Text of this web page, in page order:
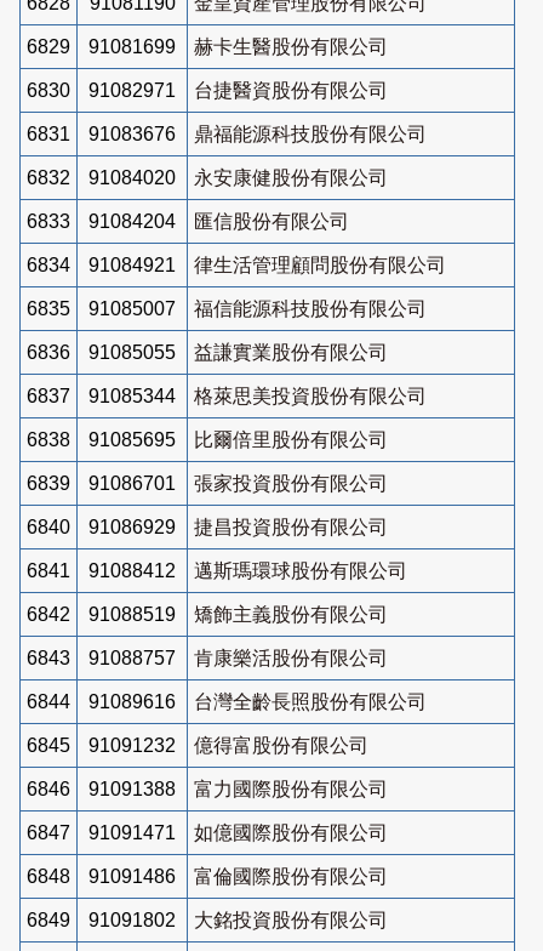
6829 91081699 赫卡生醫股份有限公司
6830 91082971 台捷醫資股份有限公司
6831 91083676 鼎福能源科技股份有限公司
6832 91084020 永安康健股份有限公司
6833 91084204 匯信股份有限公司
6834 91084921 律生活管理顧問股份有限公司
6835 91085007 福信能源科技股份有限公司
6836 91085055 益謙實業股份有限公司
6837 91085344 格萊思美投資股份有限公司
6838 91085695 比爾倍里股份有限公司
6839 91086701 張家投資股份有限公司
6840 91086929 捷昌投資股份有限公司
6841 91088412 邁斯瑪環球股份有限公司
6842 91088519 矯飾主義股份有限公司
6843 91088757 肯康樂活股份有限公司
6844 91089616 台灣全齡長照股份有限公司
6845 91091232 億得富股份有限公司
6846 91091388 富力國際股份有限公司
6847 91091471 如億國際股份有限公司
6848 91091486 富倫國際股份有限公司
6849 91091802 大銘投資股份有限公司